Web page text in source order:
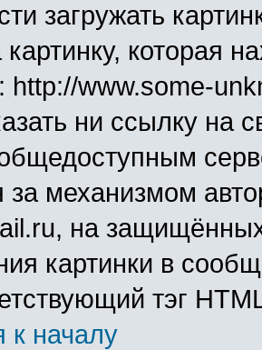
загружать
которая
http://www.some-
ни ссылку на
за механизмом
на
картинки в
тэг
к началу